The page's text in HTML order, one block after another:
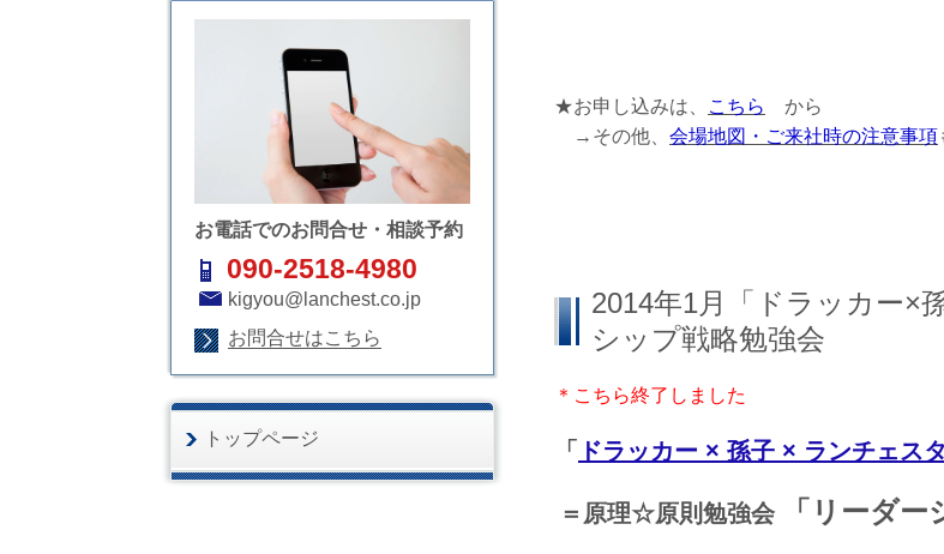
★お申し込みは、 こちら
から
→その他、 会場地図・ご来社時の注意事項
2014年1月「ドラッカー×
シップ戦略勉強会
＊こちら終了しました
「 ドラッカー × 孫子 × ランチェス
＝原理☆原則勉強会 「リーダー
お電話でのお問合せ・相談予約
090-2518-4980
kigyou@lanchest.co.jp
お問合せはこちら
トップページ